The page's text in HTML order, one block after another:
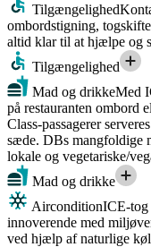
Tilgængelighed
ombordstigning,
altid klar til at hjælpe og
Tilgængelighed
Mad og drikkeMed
på restauranten ombord
Class-passagerer
sæde. DBs mangfoldige
lokale og vegetariske/
Mad og drikke
AirconditionICE-tog
innoverende med
ved hjælp af naturlige